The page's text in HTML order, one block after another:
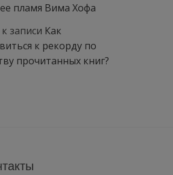
пламя Вима Хофа
к записи Как
к рекорду по
прочитанных книг?